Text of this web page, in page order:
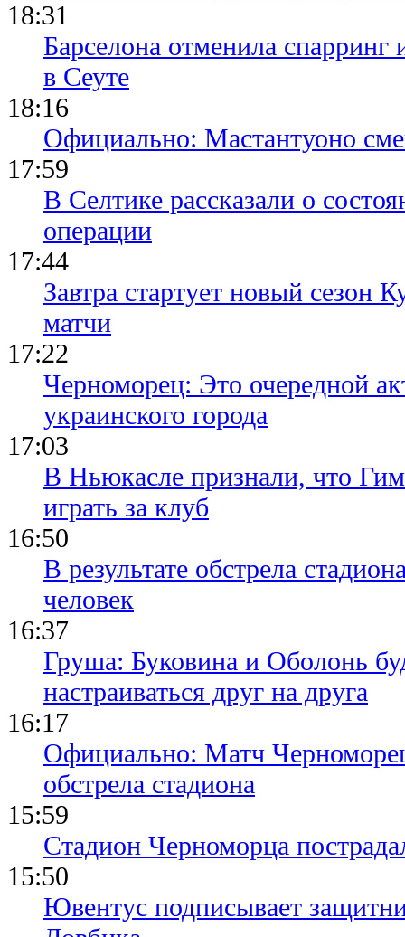
18:31
Барселона отменила спарринг
в Сеуте
18:16
Официально: Мастантуоно
17:59
В Селтике рассказали о
операции
17:44
Завтра стартует новый сезон
матчи
17:22
Черноморец: Это очередной
украинского города
17:03
В Ньюкасле признали, что
играть за клуб
16:50
В результате обстрела
человек
16:37
Груша: Буковина и Оболонь
настраиваться друг на друга
16:17
Официально: Матч
обстрела стадиона
15:59
Стадион Черноморца
15:50
Ювентус подписывает